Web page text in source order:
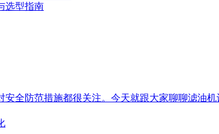
选型指南
全防范措施都很关注。今天就跟大家聊聊滤油